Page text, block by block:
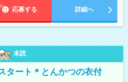
応募する 詳細へ
未読
タート＊とんかつの衣付